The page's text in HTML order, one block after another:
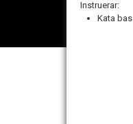
Instruerar:
Kata bas